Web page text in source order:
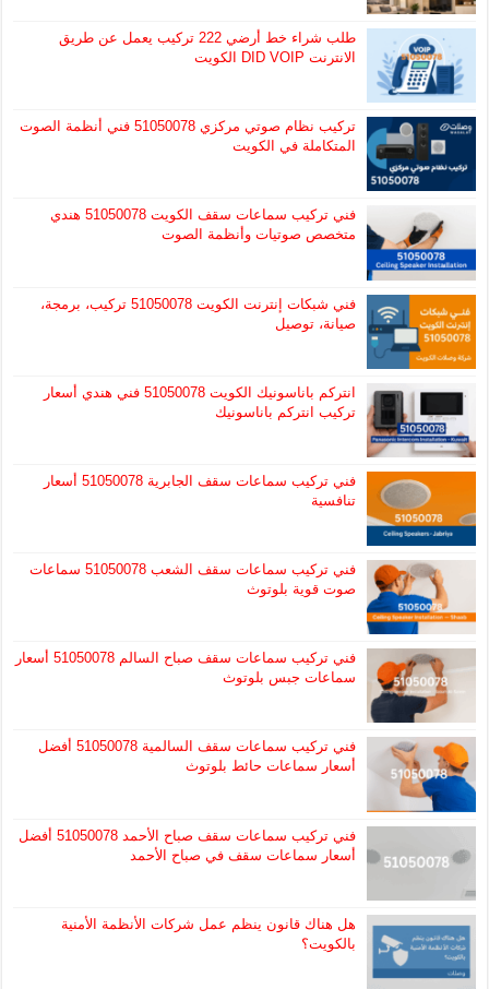
طلب شراء خط أرضي 222 تركيب يعمل عن طريق
الانترنت DID VOIP الكويت
تركيب نظام صوتي مركزي 51050078 فني أنظمة الصوت
المتكاملة في الكويت
فني تركيب سماعات سقف الكويت 51050078 هندي
متخصص صوتيات وأنظمة الصوت
فني شبكات إنترنت الكويت 51050078 تركيب، برمجة،
صيانة، توصيل
انتركم باناسونيك الكويت 51050078 فني هندي أسعار
تركيب انتركم باناسونيك
فني تركيب سماعات سقف الجابرية 51050078 أسعار
تنافسية
فني تركيب سماعات سقف الشعب 51050078 سماعات
صوت قوية بلوتوث
فني تركيب سماعات سقف صباح السالم 51050078 أسعار
سماعات جبس بلوتوث
فني تركيب سماعات سقف السالمية 51050078 أفضل
أسعار سماعات حائط بلوتوث
فني تركيب سماعات سقف صباح الأحمد 51050078 أفضل
أسعار سماعات سقف في صباح الأحمد
هل هناك قانون ينظم عمل شركات الأنظمة الأمنية
بالكويت؟